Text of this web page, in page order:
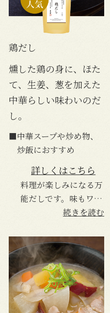
鶏だし
燻した鶏の身に、ほた
て、生姜、葱を加えた
中華らしい味わいのだ
し。
■中華スープや炒め物、
炒飯におすすめ
詳しくはこちら
料理が楽しみになる万
能だしです。味もワン
ランクアップします
できるレシピもあっ
て、料理の幅が広がる
のも良いです。
続きを読む